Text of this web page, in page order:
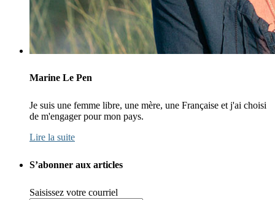
Marine Le Pen
Je suis une femme libre, une mère, une Française et j'ai choisi
de m'engager pour mon pays.
Lire la suite
S’abonner aux articles
Saisissez votre courriel